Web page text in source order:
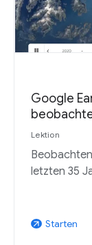
Google
Lektion
letzten 35
arrow_outward Starten